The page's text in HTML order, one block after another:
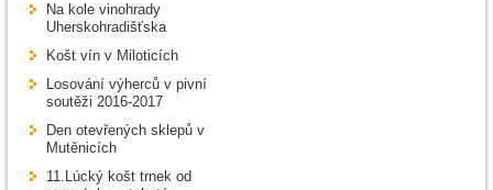
Na kole vinohrady
Uherskohradišťska
Košt vín v Miloticích
Losování výherců v pivní
soutěži 2016-2017
Den otevřených sklepů v
Mutěnicích
11.Lúcký košt trnek od